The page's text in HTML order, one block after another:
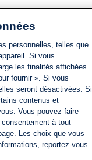
personnelles, telles que
Si vous
les finalités affichées
fournir ». Si vous
seront désactivées. Si
contenus et
Vous pouvez faire
à tout
Les choix que vous
reportez-vous